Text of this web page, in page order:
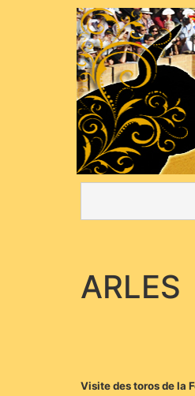
ARLES
Visite des toros de la